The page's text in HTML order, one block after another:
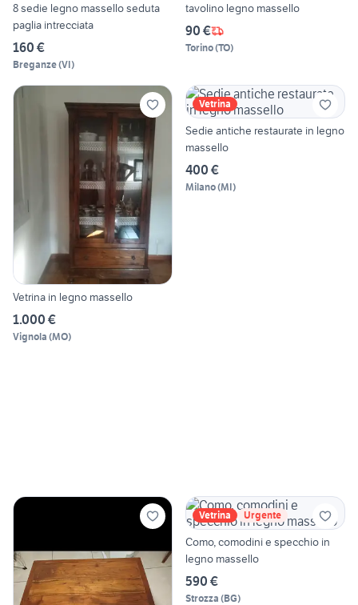
8 sedie legno massello seduta
paglia intrecciata
160 €
Breganze(VI)
tavolino legno massello
90 €
Torino(TO)
Vetrina in legno massello
1.000 €
Vignola (MO)
Vetrina
Sedie antiche restaurate in legno
massello
400 €
Milano(MI)
Vetrina Urgente
Como, comodini e specchio in
legno massello
590 €
Strozza (BG)